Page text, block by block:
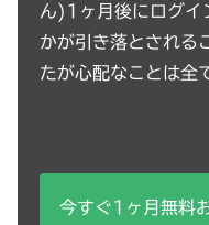
ん)1ヶ月後にログイ
かが引き落とされる
たが心配なことは全
今すぐ1ヶ月無料